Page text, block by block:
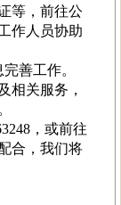
等，前往公
作人员协助
善工作。
相关服务，
，或前往
合，我们将